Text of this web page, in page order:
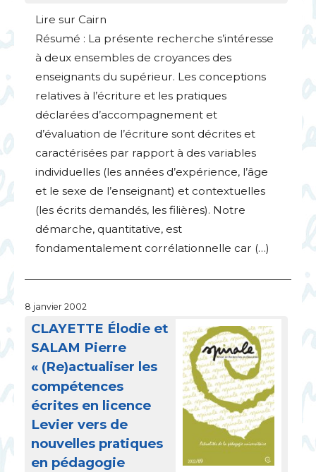
Lire sur Cairn
Résumé : La présente recherche s’intéresse
à deux ensembles de croyances des
enseignants du supérieur. Les conceptions
relatives à l’écriture et les pratiques
déclarées d’accompagnement et
d’évaluation de l’écriture sont décrites et
caractérisées par rapport à des variables
individuelles (les années d’expérience, l’âge
et le sexe de l’enseignant) et contextuelles
(les écrits demandés, les filières). Notre
démarche, quantitative, est
fondamentalement corrélationnelle car (…)
8 janvier 2002
CLAYETTE Élodie et
SALAM Pierre
« (Re)actualiser les
compétences
écrites en licence
Levier vers de
nouvelles pratiques
en pédagogie